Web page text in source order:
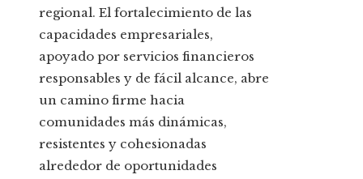
regional. El fortalecimiento de las
capacidades empresariales,
apoyado por servicios financieros
responsables y de fácil alcance, abre
un camino firme hacia
comunidades más dinámicas,
resistentes y cohesionadas
alrededor de oportunidades